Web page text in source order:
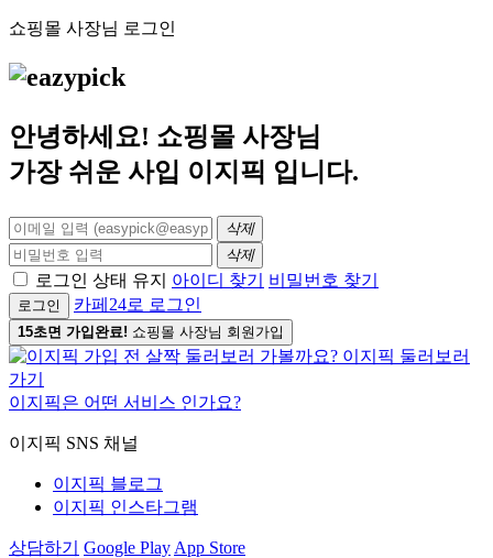
쇼핑몰 사장님 로그인
안녕하세요! 쇼핑몰 사장님
가장 쉬운 사입 이지픽 입니다.
삭제
삭제
로그인 상태 유지 아이디 찾기 비밀번호 찾기
로그인 카페24로 로그인
15초면 가입완료! 쇼핑몰 사장님 회원가입
이지픽은 어떤 서비스 인가요?
이지픽 SNS 채널
이지픽 블로그
이지픽 인스타그램
상담하기 Google Play App Store